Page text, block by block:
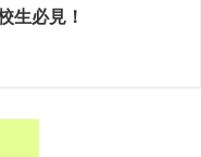
生必見！